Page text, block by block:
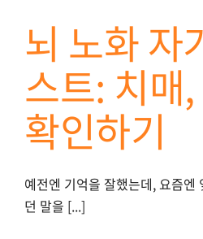
뇌 노화 자
스트: 치매
확인하기
예전엔 기억을 잘했는데, 요즘엔
던 말을 [...]